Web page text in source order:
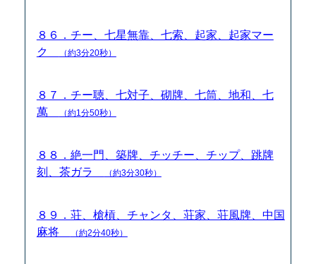
８６．チー、七星無靠、七索、起家、起家マー
ク
（約3分20秒）
８７．チー聴、七対子、砌牌、七筒、地和、七
萬
（約1分50秒）
８８．絶一門、築牌、チッチー、チップ、跳牌
刻、茶ガラ
（約3分30秒）
８９．荘、槍槓、チャンタ、荘家、荘風牌、中国
麻将
（約2分40秒）